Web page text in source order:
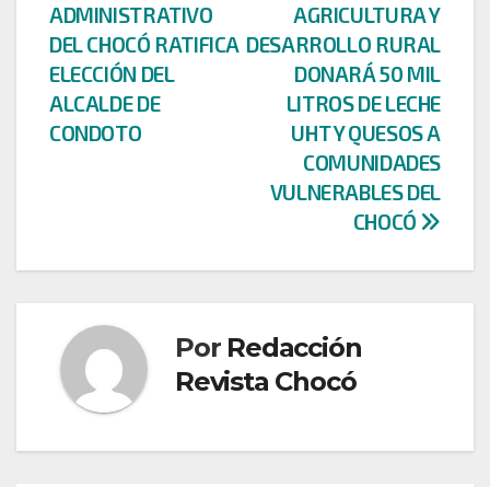
de
entradas
AGRICULTURA Y
DESARROLLO RURAL
DONARÁ 50 MIL
LITROS DE LECHE
UHT Y QUESOS A
COMUNIDADES
VULNERABLES DEL
CHOCÓ
ADMINISTRATIVO
DEL CHOCÓ RATIFICA
ELECCIÓN DEL
ALCALDE DE
CONDOTO
Por Redacción
Revista Chocó